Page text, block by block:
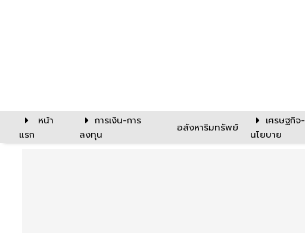
หน้า
แรก
การเงิน-การ
ลงทุน
อสังหาริมทรัพย์
เศรษฐกิจ-
นโยบาย